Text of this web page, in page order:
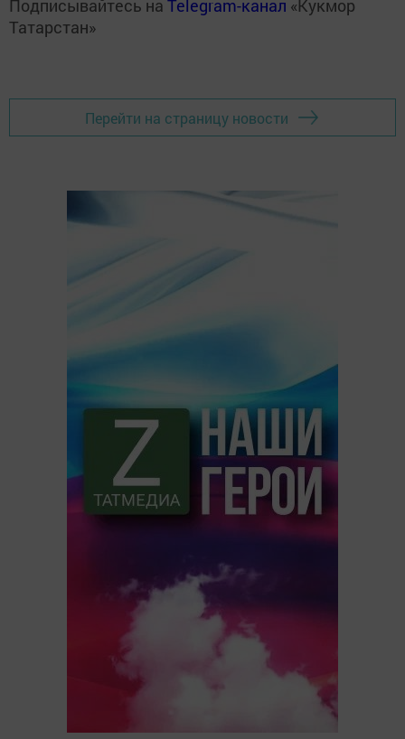
Подписывайтесь на Telegram-канал «Кукмор
Татарстан»
Перейти на страницу новости